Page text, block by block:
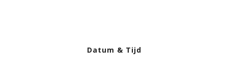
Datum & Tijd